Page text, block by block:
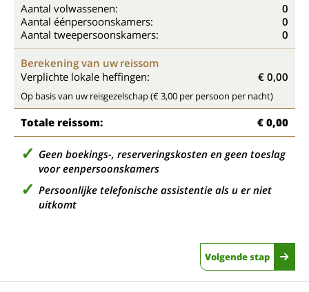
Aantal volwassenen:
0
Aantal éénpersoonskamers:
0
Aantal tweepersoonskamers:
0
Berekening van uw reissom
Verplichte lokale heffingen:
€ 0,00
Op basis van uw reisgezelschap (€ 3,00 per persoon per nacht)
Totale reissom: € 0,00
Geen boekings-, reserveringskosten en geen toeslag
voor eenpersoonskamers
Persoonlijke telefonische assistentie als u er niet
uitkomt
Volgende stap